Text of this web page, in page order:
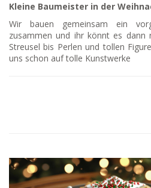
Kleine Baumeister in der
Wir bauen gemeinsam ein
zusammen und ihr könnt es dann
Streusel bis Perlen und tollen
uns schon auf tolle Kunstwerke